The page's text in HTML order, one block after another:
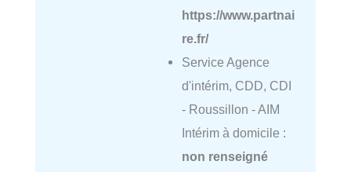
https://www.partnai
re.fr/
Service Agence
d'intérim, CDD, CDI
- Roussillon - AIM
Intérim à domicile :
non renseigné